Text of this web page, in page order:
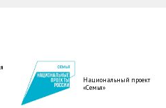
Национальный проект
«Семья»